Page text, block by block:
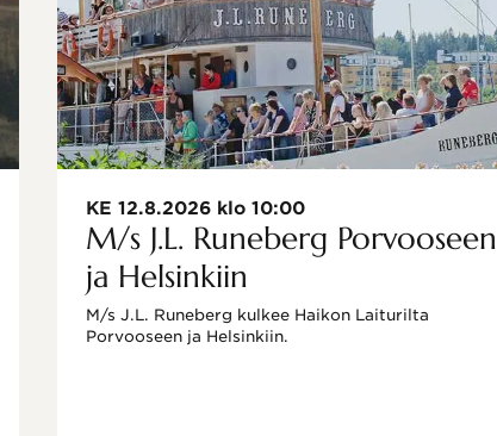
KE 12.8.2026 klo 10:00
M/s J.L. Runeberg Porvooseen
ja Helsinkiin
M/s J.L. Runeberg kulkee Haikon Laiturilta
Porvooseen ja Helsinkiin.